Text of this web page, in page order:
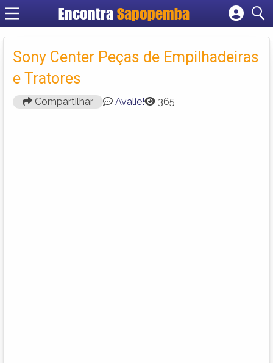
Encontra Sapopemba
Cadastrar empresa
Criar conta
Sony Center Peças de Empilhadeiras
e Tratores
Compartilhar Avalie! 365